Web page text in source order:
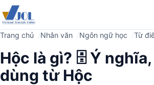
Trang chủ Nhân văn Ngôn ngữ học Từ
Hộc là gì? 🗄️ Ý
dùng từ Hộc